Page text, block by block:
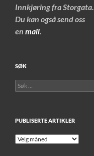
Innkjøring fra Storgata.
Du kan også send oss
en mail.
SØK
Søk
etter:
PUBLISERTE ARTIKLER
Publiserte